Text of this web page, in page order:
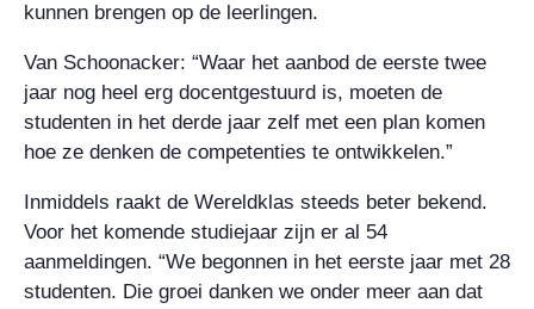
kunnen brengen op de leerlingen.
Van Schoonacker: “Waar het aanbod de eerste twee
jaar nog heel erg docentgestuurd is, moeten de
studenten in het derde jaar zelf met een plan komen
hoe ze denken de competenties te ontwikkelen.”
Inmiddels raakt de Wereldklas steeds beter bekend.
Voor het komende studiejaar zijn er al 54
aanmeldingen. “We begonnen in het eerste jaar met 28
studenten. Die groei danken we onder meer aan dat